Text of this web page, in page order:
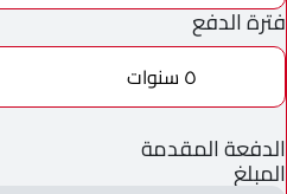
فترة الدفع
٥ سنوات
الدفعة المقدمة
المبلغ